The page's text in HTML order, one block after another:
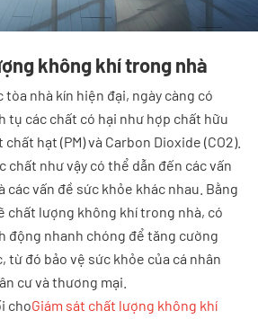
không khí trong nhà
tòa nhà kín hiện đại, ngày càng có
tụ các chất có hại như hợp chất hữu
hạt (PM) và Carbon Dioxide (CO2).
chất như vậy có thể dẫn đến các vấn
các vấn đề sức khỏe khác nhau. Bằng
chất lượng không khí trong nhà, có
động nhanh chóng để tăng cường
từ đó bảo vệ sức khỏe của cá nhân
cư và thương mại.
choGiám sát chất lượng không khí